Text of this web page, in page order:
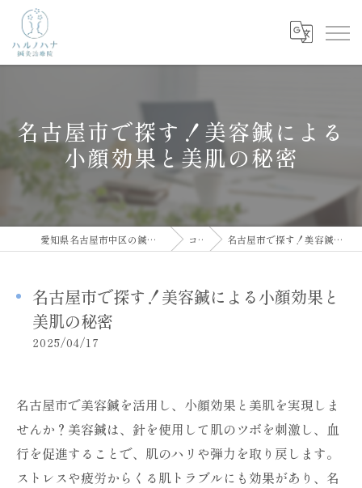
名古屋市で探す！美容鍼による
小顔効果と美肌の秘密
愛知県名古屋市中区の鍼灸院ならハルノハナ鍼灸治療院 コラム 名古屋市で探す！美容鍼による小顔効果と美肌の秘密
名古屋市で探す！美容鍼による小顔効果と
美肌の秘密
2025/04/17
名古屋市で美容鍼を活用し、小顔効果と美肌を実現しま
せんか？美容鍼は、針を使用して肌のツボを刺激し、血
行を促進することで、肌のハリや弾力を取り戻します。
ストレスや疲労からくる肌トラブルにも効果があり、名